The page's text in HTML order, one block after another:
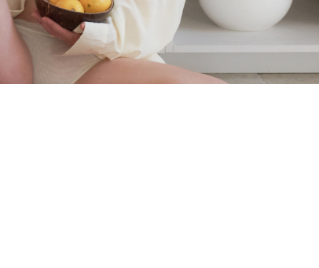
%
315,000 ₩ 110,000 %
4.8 (리뷰 696)